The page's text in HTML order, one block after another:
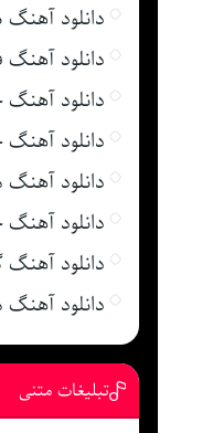
دانلود
دانلود
دانلود
دانلود
دانلود
دانلود
دانلود
دانلود
تبلیغات متنی